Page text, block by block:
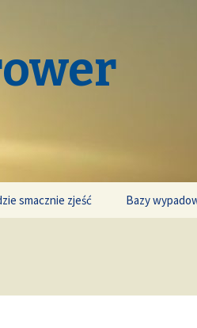
smacznie zjeść Bazy